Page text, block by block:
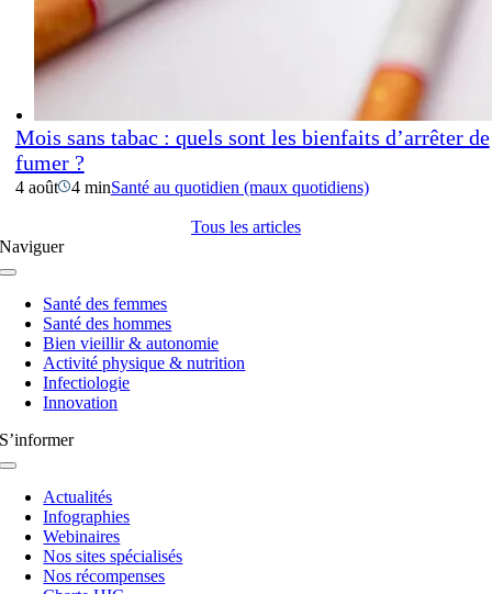
Mois sans tabac : quels sont les bienfaits d’arrêter de
fumer ?
4 août 4 minSanté au quotidien (maux quotidiens)
Tous les articles
Naviguer
Navigation
basculeSanté des femmes
Santé des hommes
Bien vieillir & autonomie
Activité physique & nutrition
Infectiologie
Innovation
S’informer
Navigation
basculeActualités
Infographies
Webinaires
Nos sites spécialisés
Nos récompenses